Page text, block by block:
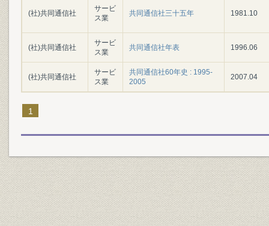
(社)共同通信社
サービ
ス業
共同通信社三十五年 1981.10
(社)共同通信社
サービ
ス業
共同通信社年表 1996.06
(社)共同通信社
サービ
ス業
共同通信社60年史 : 1995-
2005
2007.04
1